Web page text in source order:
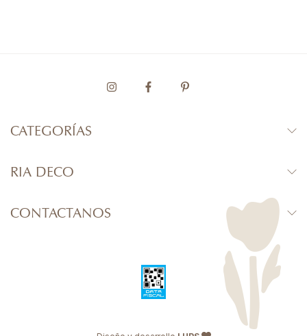
CATEGORÍAS
RIA DECO
CONTACTANOS